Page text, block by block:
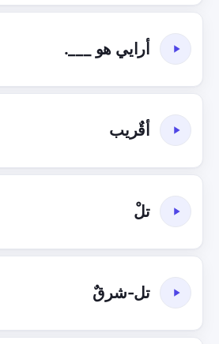
أرايي هو ___.
أقٌريب
تلْ
تل-شرقٌ